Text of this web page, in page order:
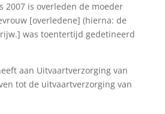
2007 is overleden de moeder
[overledene] (hierna: de
was toentertijd gedetineerd
aan Uitvaartverzorging van
tot de uitvaartverzorging van